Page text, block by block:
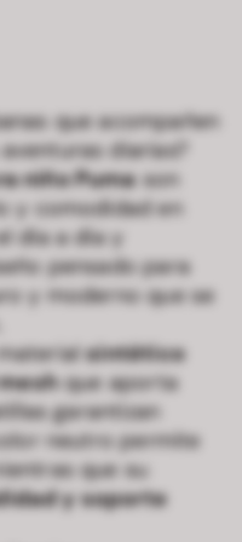
que acompañen
diarias?
niño Pumason
y comodidad en
día a día y
pensado para
y moderno que se
sintético
que aporta
garantizan
neutro permite
que su
y soporte